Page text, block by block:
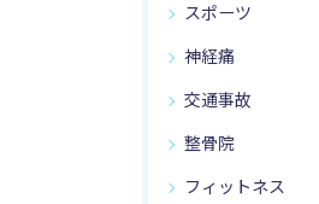
スポーツ
神経痛
交通事故
整骨院
フィットネス